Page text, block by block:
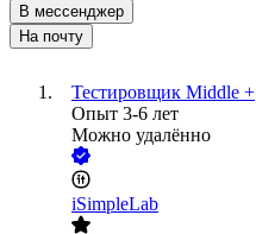
В мессенджер
На почту
Тестировщик Middle +
Опыт 3-6 лет
Можно удалённо
iSimpleLab